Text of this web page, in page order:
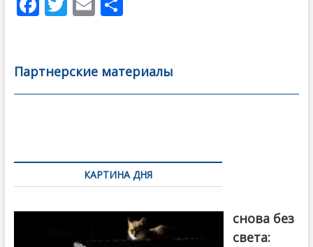
b
o
er l
а
в
Партнерские материалы
по
записямКАРТИНА ДНЯ
снова без
света: